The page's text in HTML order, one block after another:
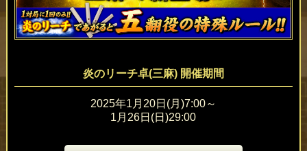
炎のリーチ卓(三麻) 開催期間
2025年1月20日(月)7:00～
1月26日(日)29:00